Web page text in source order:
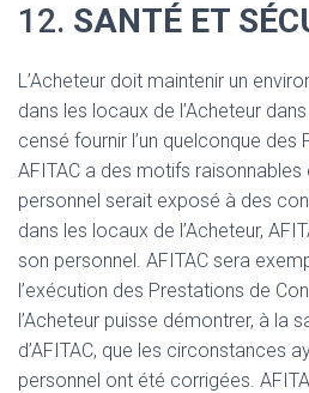
12. SANTÉ ET
L’Acheteur doit maintenir un
dans les locaux de l’Acheteur
censé fournir l’un quelconque des
AFITAC a des motifs
personnel serait exposé à des
dans les locaux de l’Acheteur,
son personnel. AFITAC sera
l’exécution des Prestations de
l’Acheteur puisse démontrer, à la
d’AFITAC, que les circonstances
personnel ont été corrigées.